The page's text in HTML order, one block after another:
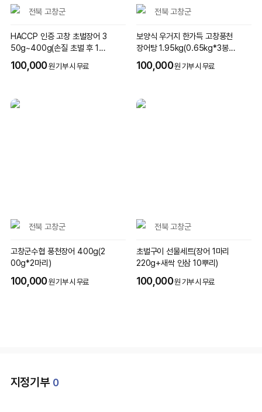
전북 고창군
HACCP 인증 고창 초벌장어 3
50g~400g(손질 초벌 후 1~2
마리)
100,000원 기부 시 무료
전북 고창군
보양식 우거지 한가득 고창풍천
장어탕 1.95kg(0.65kg*3봉
지)
100,000원 기부 시 무료
전북 고창군
고창군수협 풍천장어 400g(2
00g*2마리)
100,000원 기부 시 무료
전북 고창군
초벌구이 선물세트(장어 1마리
220g+새싹 인삼 10뿌리)
100,000원 기부 시 무료
지정기부 0